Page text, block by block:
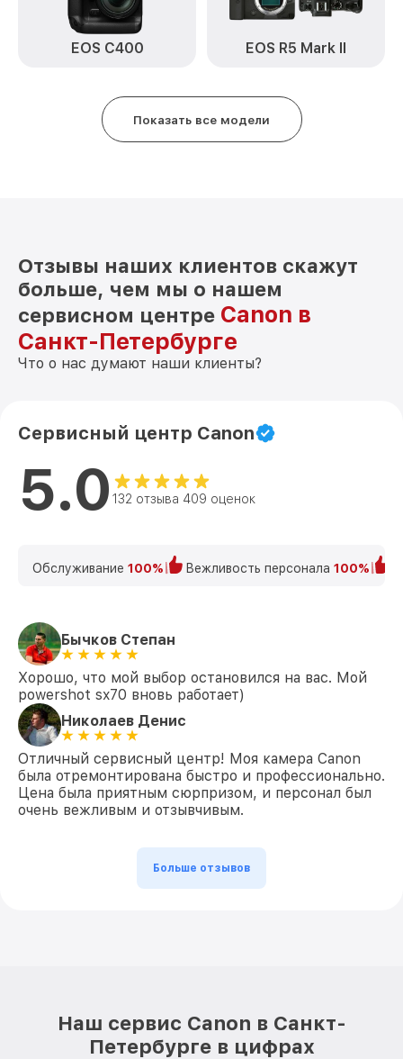
Замена микрофона EOS 5D Canon
Программный ремонт EOS 5D Canon
EOS C400 EOS R5 Mark II
Показать все модели
Отзывы наших клиентов скажут
больше, чем мы о нашем
сервисном центре Canon в
Санкт-Петербурге
Что о нас думают наши клиенты?
Сервисный центр Canon
5.0 132 отзыва 409 оценок
Обслуживание 100% Вежливость персонала 100%
Бычков Степан
Хорошо, что мой выбор остановился на вас. Мой
powershot sx70 вновь работает)
Николаев Денис
Отличный сервисный центр! Моя камера Canon
была отремонтирована быстро и профессионально.
Цена была приятным сюрпризом, и персонал был
очень вежливым и отзывчивым.
Больше отзывов
Наш сервис Canon в Санкт-
Петербурге в цифрах